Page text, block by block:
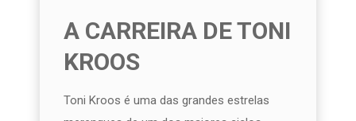
A CARREIRA DE TONI
KROOS
Toni Kroos é uma das grandes estrelas